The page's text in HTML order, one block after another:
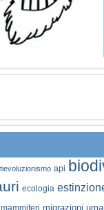
api
ecologia
migrazioni